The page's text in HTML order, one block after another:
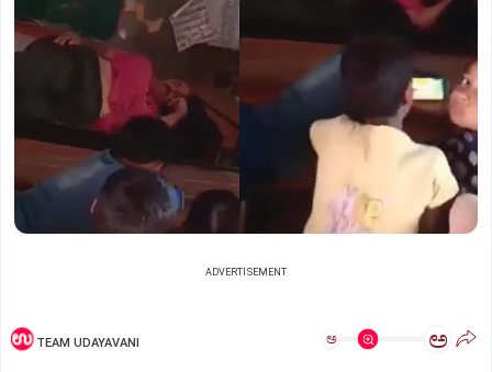
ADVERTISEMENT
TEAM UDAYAVANI ಅ ಅ